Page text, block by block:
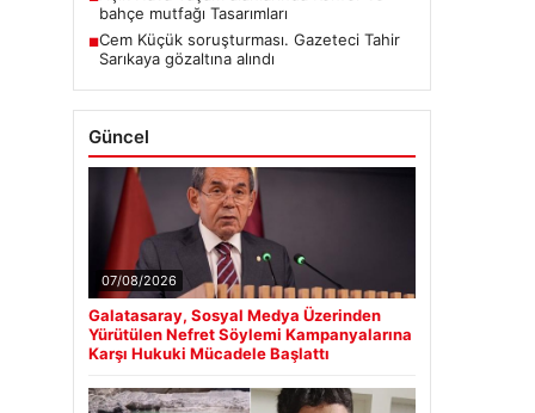
bahçe mutfağı Tasarımları
■Cem Küçük soruşturması. Gazeteci Tahir
Sarıkaya gözaltına alındı
Güncel
07/08/2026
Galatasaray, Sosyal Medya Üzerinden
Yürütülen Nefret Söylemi Kampanyalarına
Karşı Hukuki Mücadele Başlattı